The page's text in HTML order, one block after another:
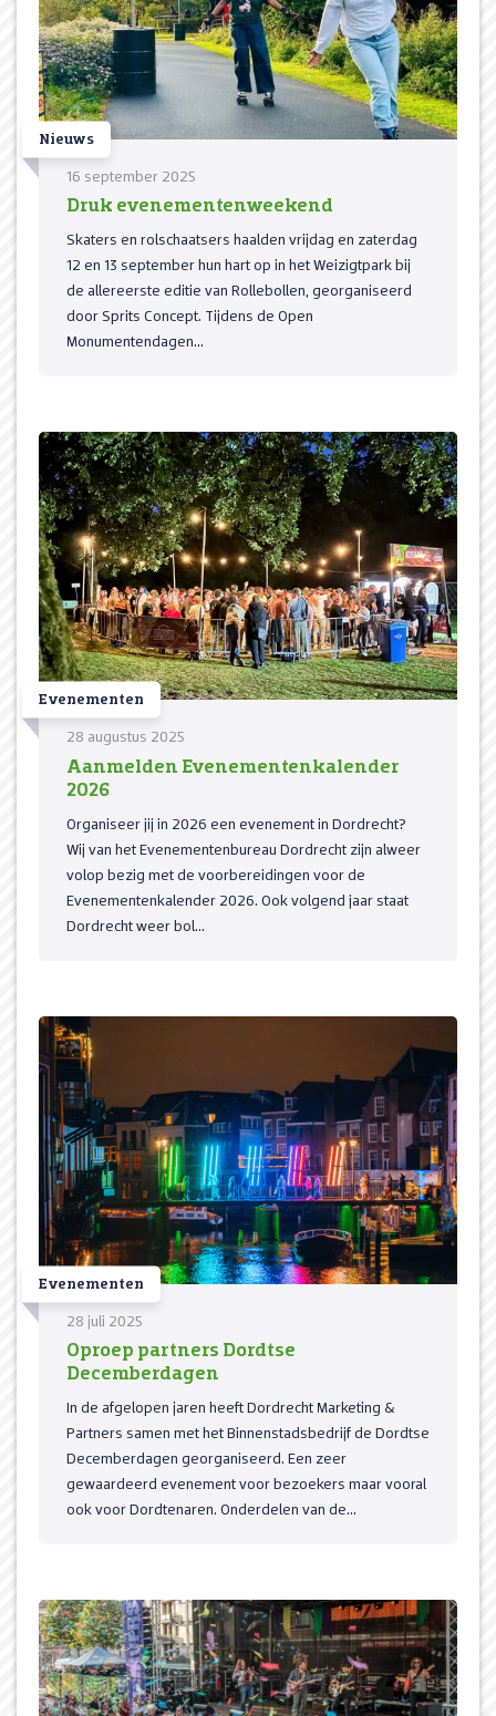
Nieuws
16 september 2025
Druk evenementenweekend
Skaters en rolschaatsers haalden vrijdag en zaterdag
12 en 13 september hun hart op in het Weizigtpark bij
de allereerste editie van Rollebollen, georganiseerd
door Sprits Concept. Tijdens de Open
Monumentendagen...
Evenementen
28 augustus 2025
Aanmelden Evenementenkalender
2026
Organiseer jij in 2026 een evenement in Dordrecht?
Wij van het Evenementenbureau Dordrecht zijn alweer
volop bezig met de voorbereidingen voor de
Evenementenkalender 2026. Ook volgend jaar staat
Dordrecht weer bol...
Evenementen
28 juli 2025
Oproep partners Dordtse
Decemberdagen
In de afgelopen jaren heeft Dordrecht Marketing &
Partners samen met het Binnenstadsbedrijf de Dordtse
Decemberdagen georganiseerd. Een zeer
gewaardeerd evenement voor bezoekers maar vooral
ook voor Dordtenaren. Onderdelen van de...